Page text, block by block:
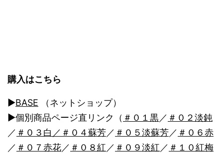
ョ
ン
購入はこちら
▶︎BASE （ネットショップ）
▶︎個別商品ページ直リンク（ ＃０１黒／ ＃０２淡鈍
／ ＃０３白 ／＃０４蘇芳／ ＃０５淡蘇芳／ ＃０６赤
／ ＃０７赤花／ ＃０８紅 ／ ＃０９淡紅 ／ ＃１０紅梅